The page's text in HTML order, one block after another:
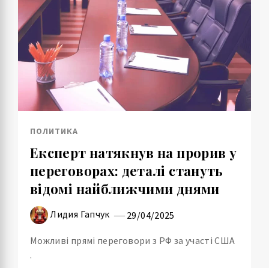
ПОЛИТИКА
Експерт натякнув на прорив у
переговорах: деталі стануть
відомі найближчими днями
Лидия Гапчук 29/04/2025
Можливі прямі переговори з РФ за участі США
.